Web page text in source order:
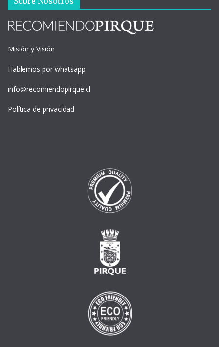
Misión y Visión
Hablemos por whatsapp
info@recomiendopirque.cl
Política de privacidad